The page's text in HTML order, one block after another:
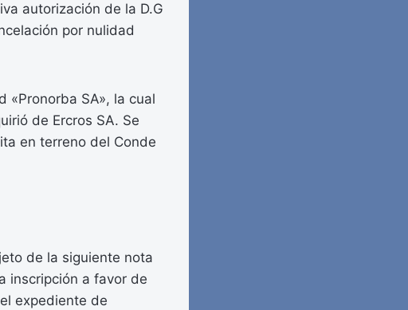
autorización de la D.G
por nulidad
«Pronorba SA», la cual
de Ercros SA. Se
en terreno del Conde
de la siguiente nota
inscripción a favor de
expediente de